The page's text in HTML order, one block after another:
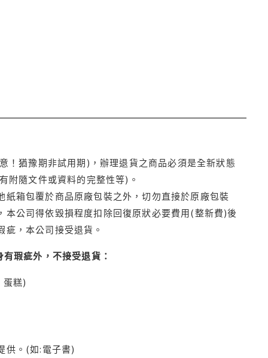
！猶豫期非試用期)，辦理退貨之商品必須是全新狀態
附隨文件或資料的完整性等)。
箱包覆於商品原廠包裝之外，切勿直接於原廠包裝
公司得依毀損程度扣除回復原狀必要費用(整新費)後
，本公司接受退貨。
瑕疵外，不接受退貨：
蛋糕)
供。(如:電子書)